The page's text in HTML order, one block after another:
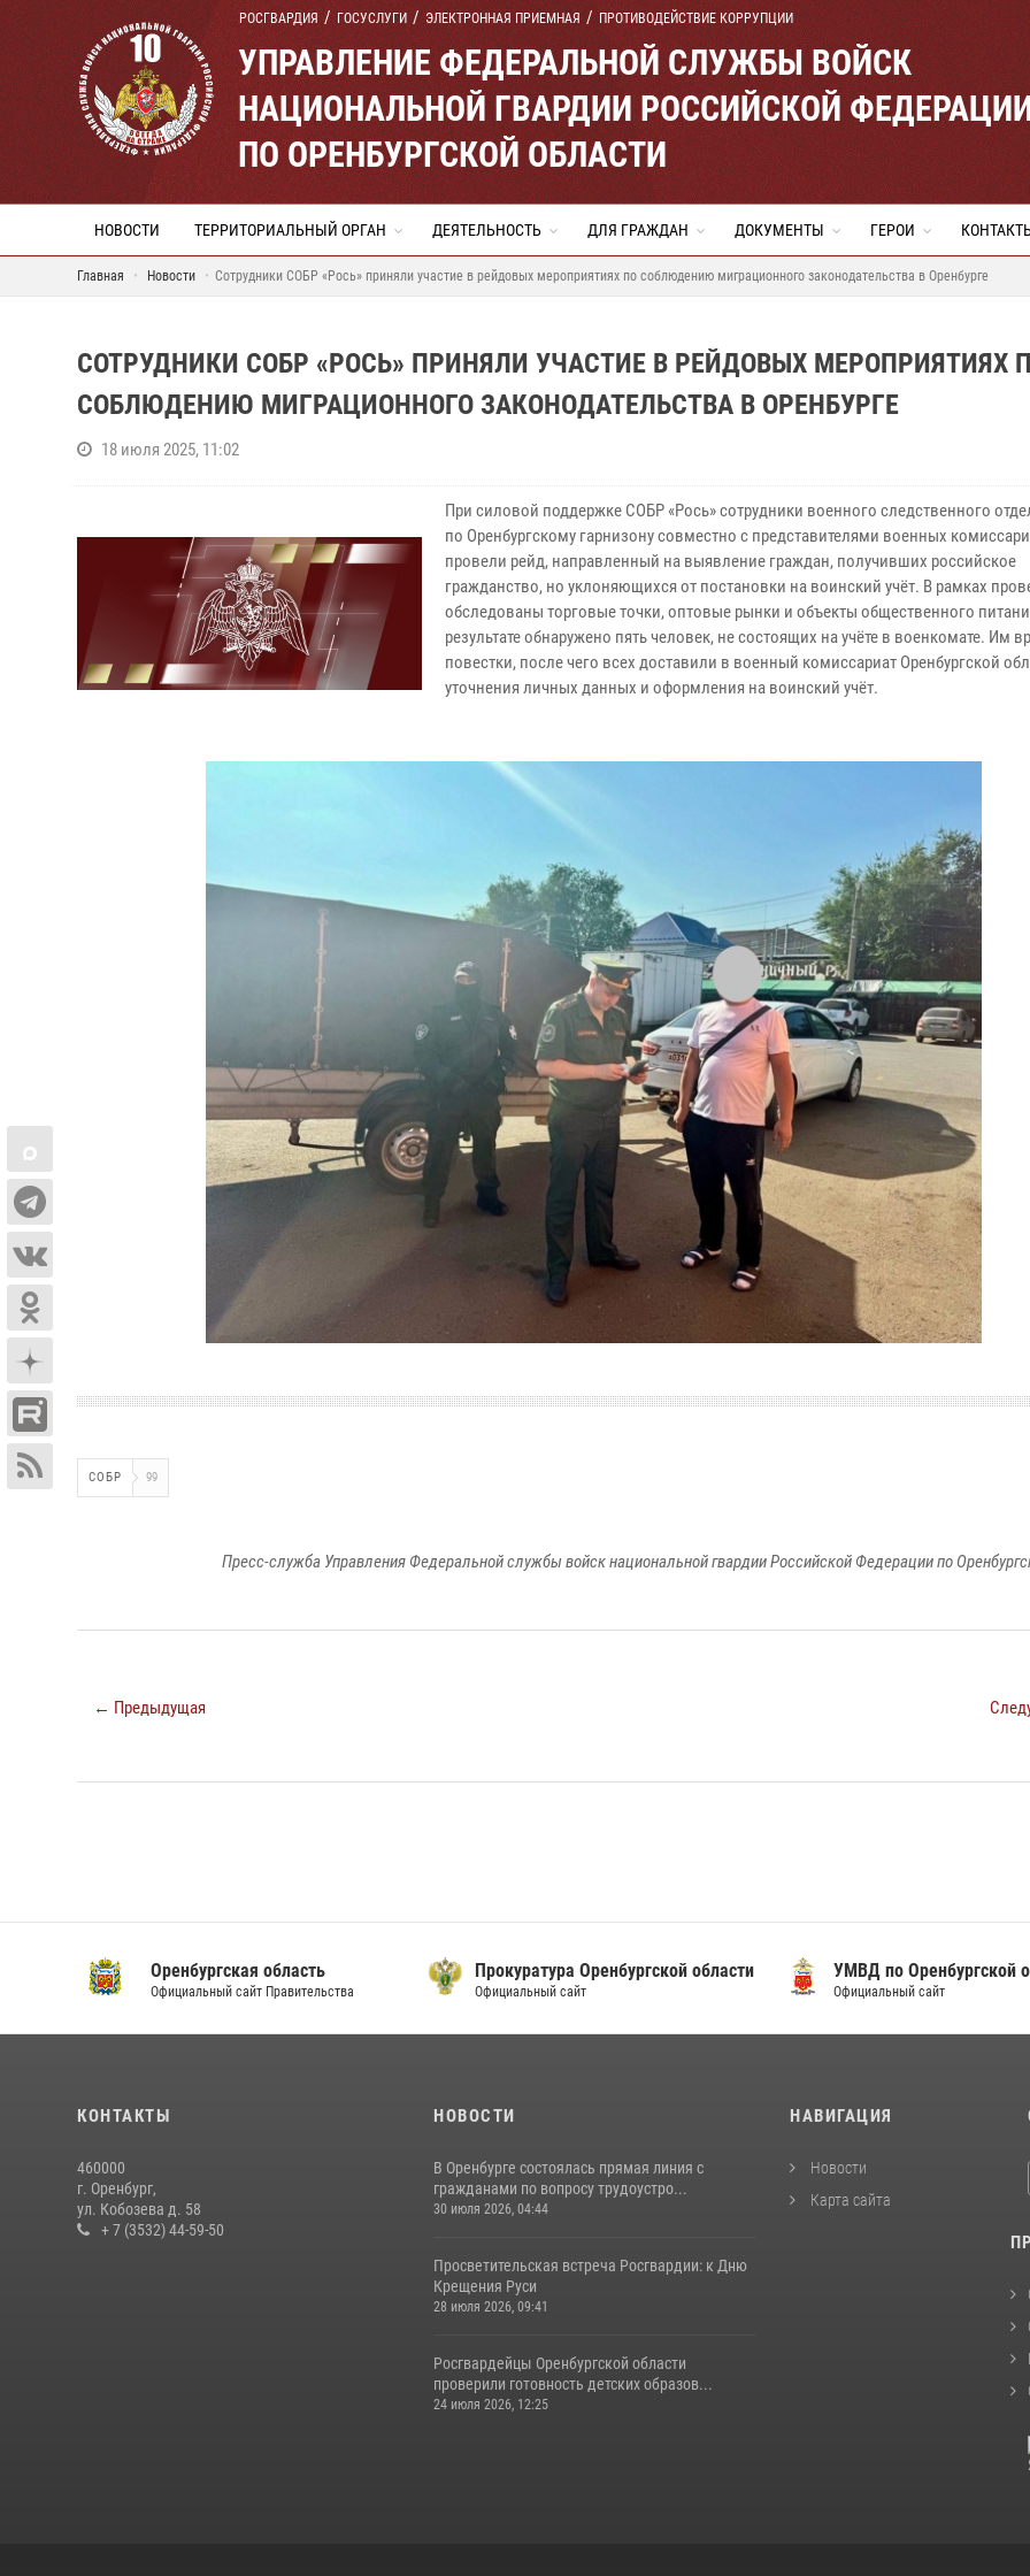
РОСГВАРДИЯ ГОСУСЛУГИ ЭЛЕКТРОННАЯ ПРИЕМНАЯ ПРОТИВОДЕЙСТВИЕ КОРРУПЦИИ
УПРАВЛЕНИЕ ФЕДЕРАЛЬНОЙ СЛУЖБЫ ВОЙСК
НАЦИОНАЛЬНОЙ ГВАРДИИ РОССИЙСКОЙ
ПО ОРЕНБУРГСКОЙ ОБЛАСТИ
НОВОСТИ ТЕРРИТОРИАЛЬНЫЙ ОРГАН ДЕЯТЕЛЬНОСТЬ ДЛЯ ГРАЖДАН ДОКУМЕНТЫ ГЕРОИ
Главная Новости Сотрудники СОБР «Рось» приняли участие в рейдовых мероприятиях по соблюдению миграционного законодательства в Оренбурге
СОТРУДНИКИ СОБР «РОСЬ» ПРИНЯЛИ УЧАСТИЕ В РЕЙДОВЫХ МЕРОПРИЯТИЯХ
СОБЛЮДЕНИЮ МИГРАЦИОННОГО ЗАКОНОДАТЕЛЬСТВА В ОРЕНБУРГЕ
18 июля 2025, 11:02
При силовой поддержке СОБР «Рось» сотрудники военного следственного
по Оренбургскому гарнизону совместно с представителями военных
провели рейд, направленный на выявление граждан, получивших российское
гражданство, но уклоняющихся от постановки на воинский учёт. В рамках
обследованы торговые точки, оптовые рынки и объекты общественного
результате обнаружено пять человек, не состоящих на учёте в военкомате. Им
повестки, после чего всех доставили в военный комиссариат Оренбургской
уточнения личных данных и оформления на воинский учёт.
СОБР 99
Пресс-служба Управления Федеральной службы войск национальной гвардии Российской Федерации по
← Предыдущая
Оренбургская область
Официальный сайт Правительства
Прокуратура Оренбургской области
Официальный сайт
УМВД по Оренбургской
Официальный сайт
КОНТАКТЫ
460000
г. Оренбург,
ул. Кобозева д. 58
+ 7 (3532) 44-59-50
НОВОСТИ
В Оренбурге состоялась прямая линия с
гражданами по вопросу трудоустро...
30 июля 2026, 04:44
Просветительская встреча Росгвардии: к Дню
Крещения Руси
28 июля 2026, 09:41
Росгвардейцы Оренбургской области
проверили готовность детских образов...
24 июля 2026, 12:25
НАВИГАЦИЯ
Новости
Карта сайта